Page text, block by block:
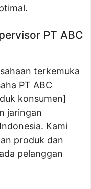
PT ABC
terkemuka
PT ABC
konsumen]
jaringan
Kami
produk dan
pelanggan